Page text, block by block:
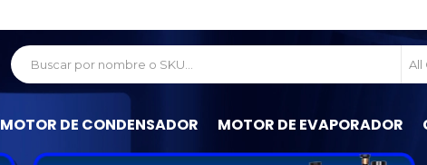
All
MOTOR DE CONDENSADOR MOTOR DE EVAPORADOR